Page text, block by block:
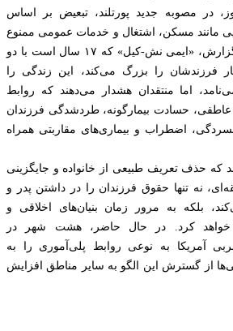
در مصوبه جدید پورتلند، تبعیض بر اساس
مانند مسکن، اشتغال و خدمات عمومی ممنوع
شده است. براساس این گزارش، «ایمی نش-کیل» که ۱۷ سال است با دو
فرزندشان را بزرگ می‌کند، این زندگی را
اما منتقدان هشدار می‌دهند که روابط
عاطفی، حسادت بیمارگونه، طردشدگی فرزندان
اضطراب و بیماری‌های مقاربتی همراه
که حذف تعریف طبیعی از خانواده و جایگزینی
نه تنها حقوق فرزندان را در داشتن پدر و
بلکه به مرور زمان بنیان‌های اخلاقی و
خواهد کرد. در حال حاضر، هشت شهر در
آمریکا به نوعی روابط پلی‌آموری را به
از گسترش این الگو به سایر مناطق افزایش